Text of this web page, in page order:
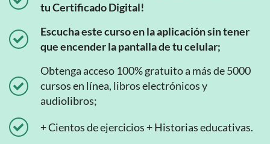
tu Certificado Digital!
Escucha este curso en la aplicación sin tener
que encender la pantalla de tu celular;
Obtenga acceso 100% gratuito a más de 5000
cursos en línea, libros electrónicos y
audiolibros;
+ Cientos de ejercicios + Historias educativas.